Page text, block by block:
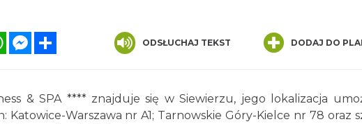
WhatsAppMessenger ODSŁUCHAJ TEKST DODAJ DO
& SPA **** znajduje się w Siewierzu, jego lokalizacja
Katowice-Warszawa nr A1; Tarnowskie Góry-Kielce nr 78 oraz